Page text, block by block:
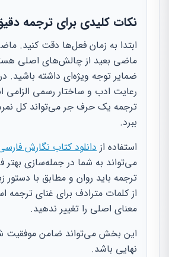
نکات کلیدی برای ترجمه
ابتدا به زمان فعل‌ها دقت کنید.
ماضی بعید از چالش‌های اصلی
ضمایر توجه ویژه‌ای داشته باشید.
رعایت ادب و ساختار رسمی الزامی
ترجمه یک حرف جر می‌تواند کل
ببرد.
استفاده از دانلود کتاب نگارش
می‌تواند به شما در جمله‌سازی
ترجمه باید روان و مطابق با دستور
از کلمات مترادف برای غنای ترجمه
معنای اصلی را تغییر ندهید.
این بخش می‌تواند ضامن موفقیت
نهایی باشد.